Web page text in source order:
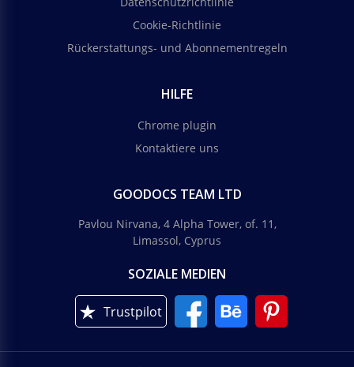
Cookie-Richtlinie
Rückerstattungs- und Abonnementregeln
HILFE
Chrome plugin
Kontaktiere uns
GOODOCS TEAM LTD
Pavlou Nirvana, 4 Alpha Tower, of. 11,
Limassol, Cyprus
SOZIALE MEDIEN
Trustpilot